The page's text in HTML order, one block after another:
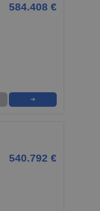
584.408 €
➜
540.792 €